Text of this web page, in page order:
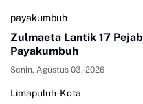
payakumbuh
Zulmaeta Lantik 17
Payakumbuh
Senin, Agustus 03, 2026
Limapuluh-Kota